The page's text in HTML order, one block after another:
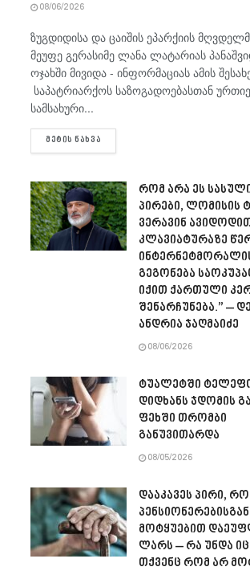
08/06/2026
ზუგდიდისა და ცაიშის ეპარქიის
მეუფე გერასიმე ლანა ლატარიას
ოჯახში მივიდა - ინფორმაციას ამის
საპატრიარქოს საზოგადოებასთან
სამსახური...
ᲛᲔᲢᲘᲡ ᲜᲐᲮᲕᲐ
რომ არა ეს
პირები, ლომისის
ვერავინ
კლავიატურაზე
გეგონება
იქით ქართული
შენარჩუნება.” –
ანდრია ჯაღმაიძე
08/06/2026
ტუალეტში
დიდხანს ჯდომის
ფეხში თრომბი
განუვითარდა
08/05/2026
დააკავეს პირი,
პენსიონერებისგან
მოტყუებით
ლარს – რა უნდა
თქვენც რომ არ